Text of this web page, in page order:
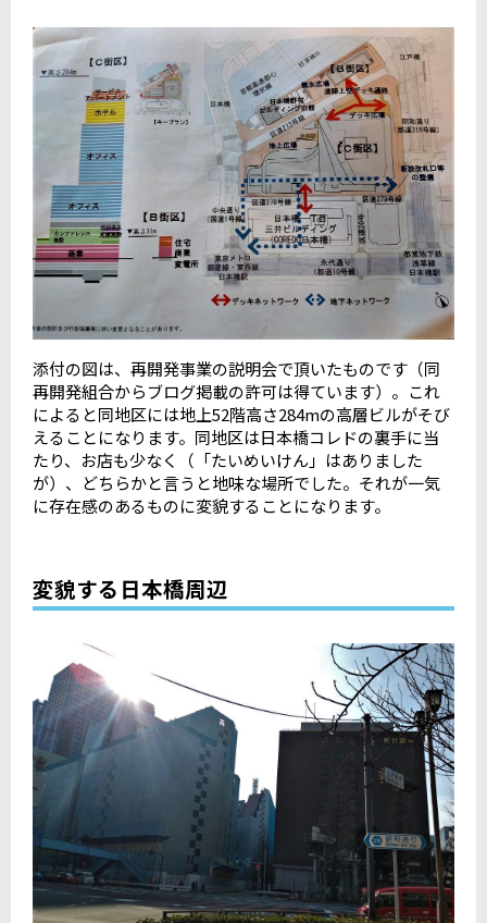
添付の図は、再開発事業の説明会で頂いたものです（同
再開発組合からブログ掲載の許可は得ています）。これ
によると同地区には地上52階高さ284mの高層ビルがそび
えることになります。同地区は日本橋コレドの裏手に当
たり、お店も少なく（「たいめいけん」はありました
が）、どちらかと言うと地味な場所でした。それが一気
に存在感のあるものに変貌することになります。
変貌する日本橋周辺